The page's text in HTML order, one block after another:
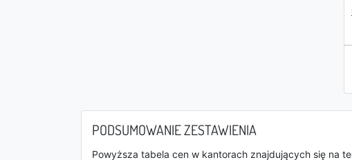
PODSUMOWANIE ZESTAWIENIA
Powyższa tabela cen w kantorach znajdujących się na